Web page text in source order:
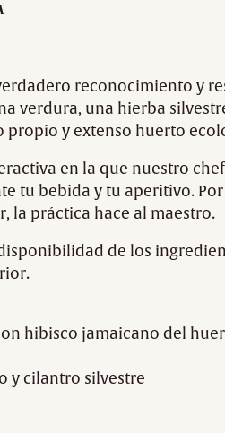
reconocimiento y
verdura, una hierba
propio y extenso huerto
en la que nuestro
tu bebida y tu aperitivo.
la práctica hace al maestro.
de los
hibisco jamaicano del
y cilantro silvestre